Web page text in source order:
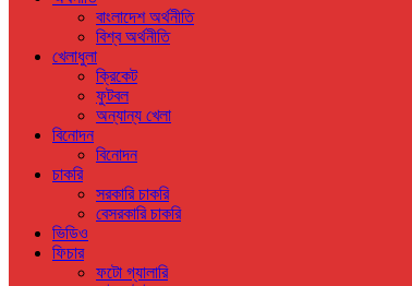
বাংলাদেশ অর্থনীতি
বিশ্ব অর্থনীতি
খেলাধুলা
ক্রিকেট
ফুটবল
অন্যান্য খেলা
বিনোদন
বিনোদন
চাকরি
সরকারি চাকরি
বেসরকারি চাকরি
ভিডিও
ফিচার
ফটো গ্যালারি